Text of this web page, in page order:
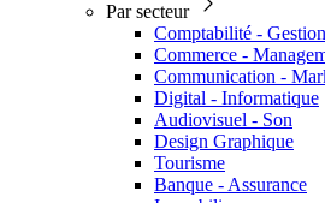
Par secteur
Comptabilité -
Commerce -
Communication -
Digital - Informatique
Audiovisuel - Son
Design Graphique
Tourisme
Banque - Assurance